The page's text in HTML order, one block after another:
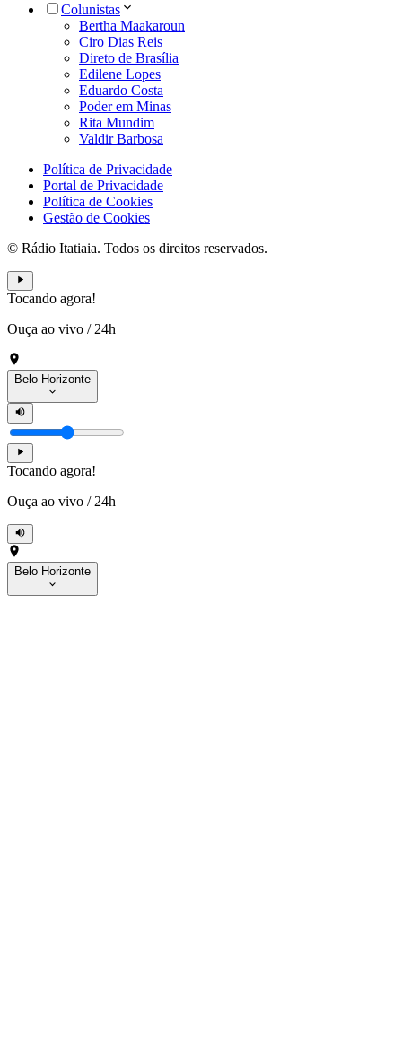
Colunistas
Bertha Maakaroun
Ciro Dias Reis
Direto de Brasília
Edilene Lopes
Eduardo Costa
Poder em Minas
Rita Mundim
Valdir Barbosa
Política de Privacidade
Portal de Privacidade
Política de Cookies
Gestão de Cookies
© Rádio Itatiaia. Todos os direitos reservados.
Tocando agora!
Ouça ao vivo / 24h
Belo Horizonte
Tocando agora!
Ouça ao vivo / 24h
Belo Horizonte